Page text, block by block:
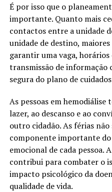
É por isso que o
importante. Quanto mais
contactos entre a unidade
unidade de destino,
garantir uma vaga,
transmissão de informação
segura do plano de
As pessoas em
lazer, ao descanso e ao
outro cidadão. As férias
componente importante
emocional de cada pessoa.
contribui para combater o
impacto psicológico da
qualidade de vida.